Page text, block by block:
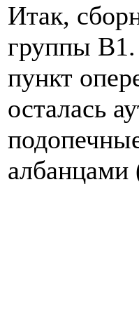
Итак,
группы
пункт
осталась
албанцами